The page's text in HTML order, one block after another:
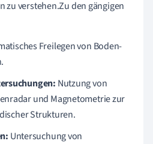
zu verstehen.Zu den gängigen
Freilegen von Boden-
Nutzung von
und Magnetometrie zur
Strukturen.
Untersuchung von